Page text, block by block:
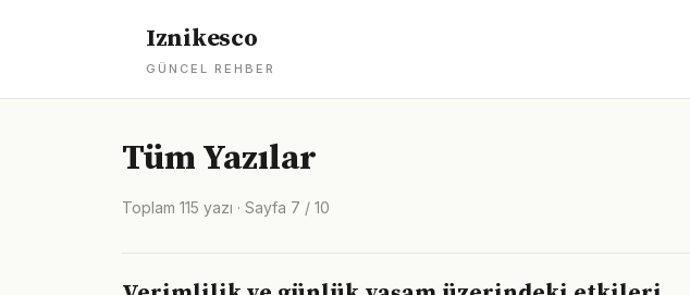
Iznikesco
GÜNCEL REHBER
Tüm Yazılar
Toplam 115 yazı · Sayfa 7 / 10